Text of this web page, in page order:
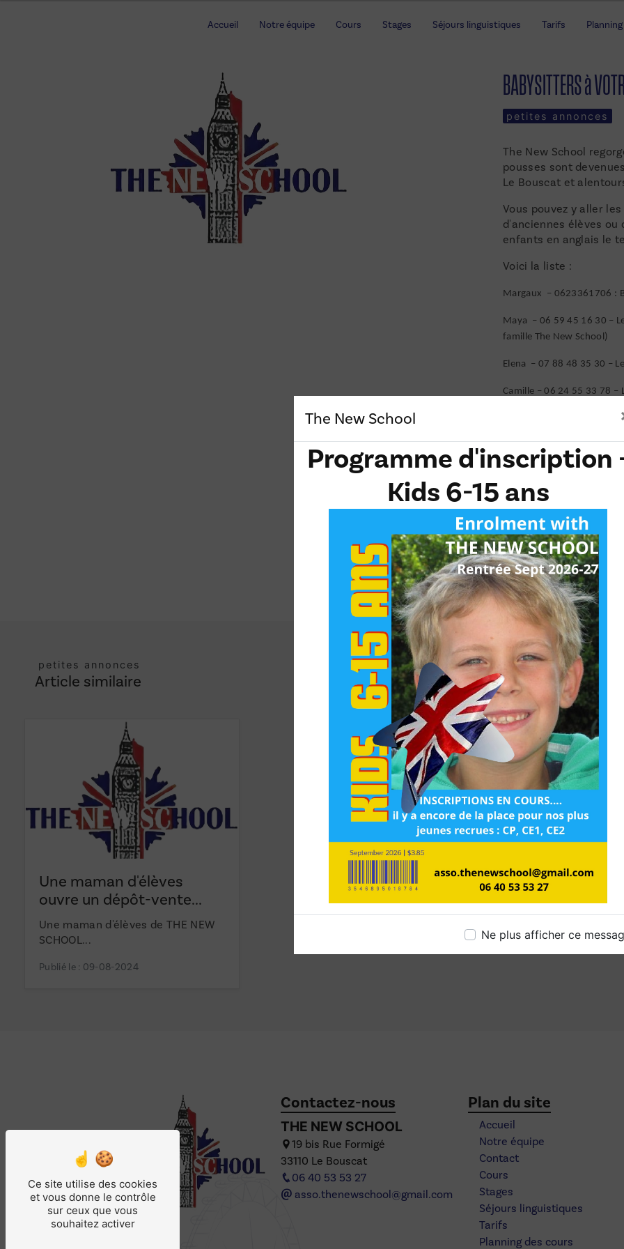
The New School
Programme d'inscription
Kids 6-15 ans
Ne plus afficher ce
Accueil Notre équipe Cours Stages Séjours linguistiques Tarifs
BABYSITTERS à
petites annonces
The New School
pousses sont
Le Bouscat et
Vous pouvez y aller
d'anciennes élèves
enfants en anglais le
Voici la liste :
Margaux – 0623361706 :
Maya – 06 59 45 16 30 –
famille The New School)
Elena – 07 88 48 35 30 –
Camille – 06 24 55 33 78 –
Lily – 06 47 11 67 73 -
Emilie – Le Bouscat 1 ère
Juliette – Bordeaux –
Retour
petites annonces
Article similaire
Une maman d'élèves
ouvre un dépôt-vente...
Une maman d'élèves de THE NEW
SCHOOL...
Publié le : 09-08-2024
Contactez-nous
THE NEW SCHOOL
19 bis Rue Formigé
33110 Le Bouscat
06 40 53 53 27
asso.thenewschool@gmail.com
Plan du site
Accueil
Notre équipe
Contact
Cours
Stages
Séjours linguistiques
Tarifs
Planning des cours
Ce site utilise des cookies
et vous donne le contrôle
sur ceux que vous
souhaitez activer